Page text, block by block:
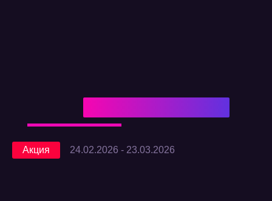
Акция 24.02.2026 - 23.03.2026